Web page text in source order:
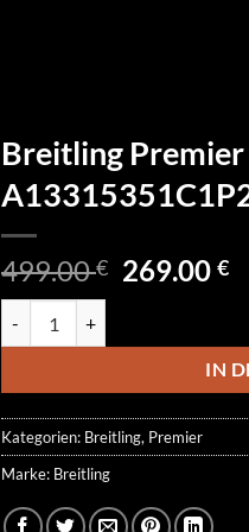
Breitling
499.00€
499.00 €
269.00€
IN
Kategorien: Breitling, Premier
Marke: Breitling